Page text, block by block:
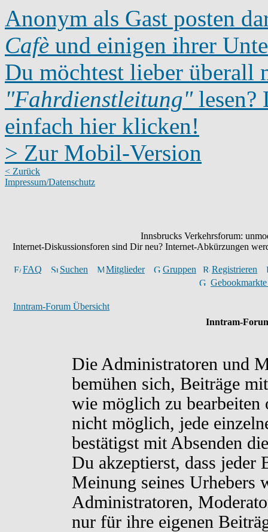
Anonym als Gast posten
Cafè und einigen ihrer
Du möchtest lieber überall
"Fahrdienstleitung"lesen?
einfach hier klicken!
> Zur Mobil-Version
< Zurück
Impressum/Datenschutz
Innsbrucks Verkehrsforum:
Internet-Diskussionsforen sind Dir neu? Internet-Abkürzungen
FAQ Suchen Mitglieder Gruppen
Registrieren
Inntram-Forum Übersicht
Inntram-
Die Administratoren und
bemühen sich, Beiträge
wie möglich zu bearbeiten
nicht möglich, jede
bestätigst mit Absenden
Du akzeptierst, dass jeder
Meinung seines Urhebers
Administratoren,
nur für ihre eigenen